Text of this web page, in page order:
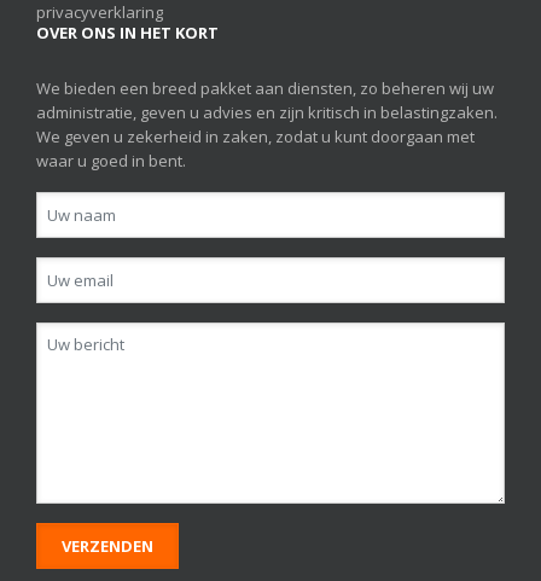
privacyverklaring
OVER ONS IN HET KORT
We bieden een breed pakket aan diensten, zo beheren wij uw
administratie, geven u advies en zijn kritisch in belastingzaken.
We geven u zekerheid in zaken, zodat u kunt doorgaan met
waar u goed in bent.